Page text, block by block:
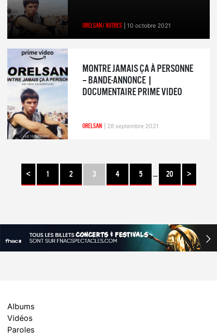
ORELSAN/ AUTRES 10 octobre 2021
MONTRE JAMAIS ÇA À PERSONNE
– BANDE-ANNONCE |
DOCUMENTAIRE PRIME VIDEO
ORELSAN 28 septembre 2021
< 1 2 3 4 5 … 20 >
Albums
Vidéos
Paroles